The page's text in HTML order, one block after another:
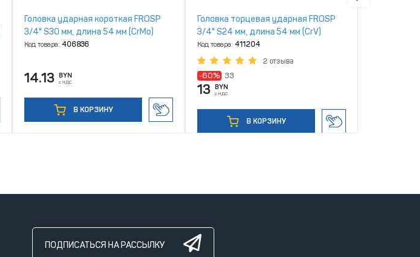
Головка ударная короткая FROSP
3/4" S30 мм, длина 54 мм (CrMo)
Код товара: 406836
14.13 BYN
с НДС
В КОРЗИНУ
Головка торцевая ударная FROSP
3/4" S24 мм, длина 54 мм (CrV)
Код товара: 411204
2 отзыва
-60% 33
13 BYN
с НДС
В КОРЗИНУ
ПОДПИСАТЬСЯ НА РАССЫЛКУ